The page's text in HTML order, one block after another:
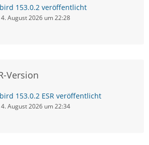
153.0.2 veröffentlicht
4. August 2026 um 22:28
Version
153.0.2 ESR veröffentlicht
4. August 2026 um 22:34